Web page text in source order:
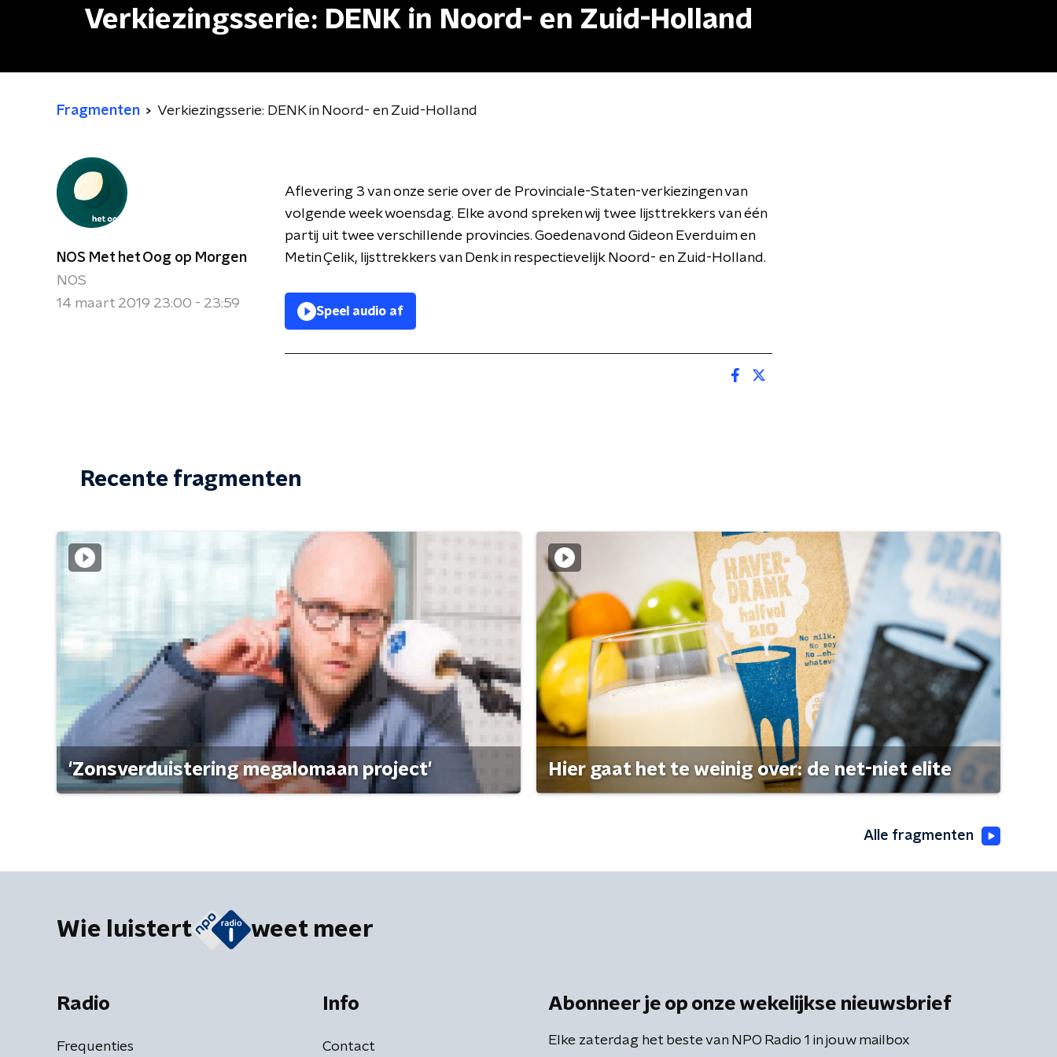
Verkiezingsserie: DENK in Noord- en Zuid-Holland
Fragmenten Verkiezingsserie: DENK in Noord- en Zuid-Holland
NOS Met het Oog op Morgen
NOS
14 maart 2019 23:00 - 23:59
Aflevering 3 van onze serie over de Provinciale-Staten-verkiezingen van
volgende week woensdag. Elke avond spreken wij twee lijsttrekkers van één
partij uit twee verschillende provincies. Goedenavond Gideon Everduim en
Metin Çelik, lijsttrekkers van Denk in respectievelijk Noord- en Zuid-Holland.
Speel audio af
Recente fragmenten
'Zonsverduistering megalomaan project' Hier gaat het te weinig over: de net-niet elite
Alle fragmenten
Wie luistert weet meer
Radio
Frequenties
Info
Contact
Abonneer je op onze wekelijkse nieuwsbrief
Elke zaterdag het beste van NPO Radio 1 in jouw mailbox